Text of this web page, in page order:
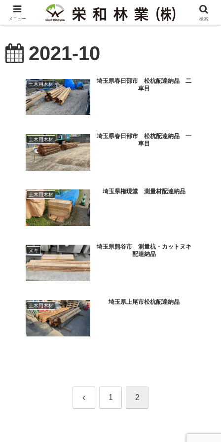
2021-10
土木用木材
埼玉県春日部市 松杭配達納品 二
車目
土木用木材
埼玉県春日部市 松杭配達納品 一
車目
土木用木材 埼玉県権現堂 測量材配達納品
ヌキ
埼玉県熊谷市 測量杭・カットヌキ
配達納品
土木用木材 埼玉県上尾市松杭配達納品
前 1 2
メニュー 検索